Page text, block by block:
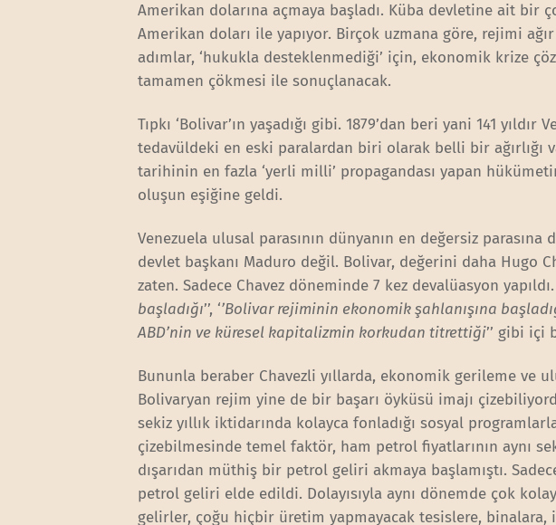
Amerikan dolarına açmaya başladı. Küba devletine ait bir
Amerikan doları ile yapıyor. Birçok uzmana göre, rejimi
adımlar, ‘hukukla desteklenmediği’ için, ekonomik krize
tamamen çökmesi ile sonuçlanacak.
Tıpkı ‘Bolivar’ın yaşadığı gibi. 1879’dan beri yani 141
tedavüldeki en eski paralardan biri olarak belli bir ağırlığı
tarihinin en fazla ‘yerli milli’ propagandası yapan
oluşun eşiğine geldi.
Venezuela ulusal parasının dünyanın en değersiz
devlet başkanı Maduro değil. Bolivar, değerini daha Hugo
zaten. Sadece Chavez döneminde 7 kez devalüasyon
başladığı’’, ‘’Bolivar rejiminin ekonomik şahlanışına
ABD’nin ve küresel kapitalizmin korkudan titrettiği’’ gibi
Bununla beraber Chavezli yıllarda, ekonomik gerileme ve
Bolivaryan rejim yine de bir başarı öyküsü imajı
sekiz yıllık iktidarında kolayca fonladığı sosyal
çizebilmesinde temel faktör, ham petrol fiyatlarının aynı
dışarıdan müthiş bir petrol geliri akmaya başlamıştı.
petrol geliri elde edildi. Dolayısıyla aynı dönemde çok
gelirler, çoğu hiçbir üretim yapmayacak tesislere, binalara,